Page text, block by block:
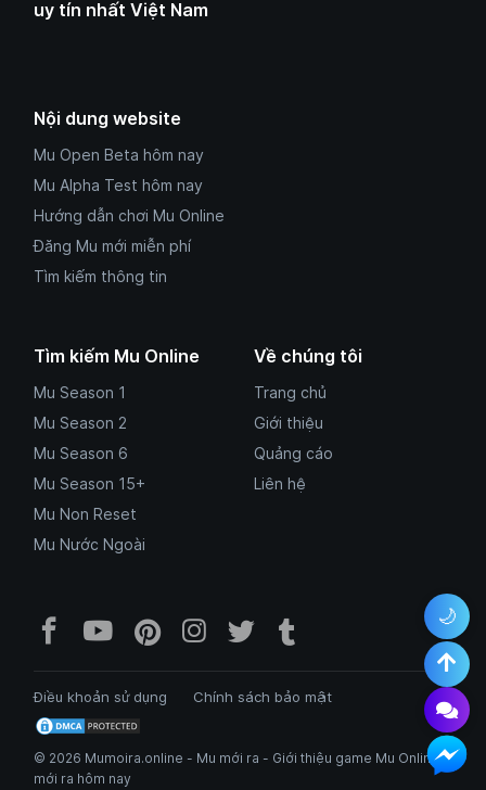
🌙
uy tín nhất Việt Nam
Nội dung website
Mu Open Beta hôm nay
Mu Alpha Test hôm nay
Hướng dẫn chơi Mu Online
Đăng Mu mới miễn phí
Tìm kiếm thông tin
Tìm kiếm Mu Online
Mu Season 1
Mu Season 2
Mu Season 6
Mu Season 15+
Mu Non Reset
Mu Nước Ngoài
Về chúng tôi
Trang chủ
Giới thiệu
Quảng cáo
Liên hệ
Facebook Mu Mới Ra -
YouTube Mu Mới Ra - Kênh
Pinterest Mumoira.online -
Instagram
TwitterTumblr Mu Mới
Điều khoản sử dụng Chính sách bảo mật
© 2026 Mumoira.online - Mu mới ra - Giới thiệu game Mu Online
mới ra hôm nay